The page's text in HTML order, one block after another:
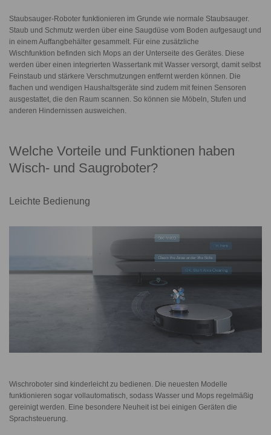
Staubsauger-Roboter funktionieren im Grunde wie normale Staubsauger.
Staub und Schmutz werden über eine Saugdüse vom Boden aufgesaugt und
in einem Auffangbehälter gesammelt. Für eine zusätzliche
Wischfunktion befinden sich Mops an der Unterseite des Gerätes. Diese
werden über einen integrierten Wassertank mit Wasser versorgt, damit selbst
Feinstaub und stärkere Verschmutzungen entfernt werden können. Die
flachen und wendigen Haushaltsgeräte sind zudem mit feinen Sensoren
ausgestattet, die den Raum scannen. So können sie Möbeln, Stufen und
anderen Hindernissen ausweichen.
Welche Vorteile und Funktionen haben
Wisch- und Saugroboter?
Leichte Bedienung
Wischroboter sind kinderleicht zu bedienen. Die neuesten Modelle
funktionieren sogar vollautomatisch, sodass Wasser und Mops regelmäßig
gereinigt werden. Eine besondere Neuheit ist bei einigen Geräten die
Sprachsteuerung.